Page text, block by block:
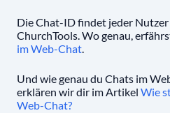
Die Chat-ID findet jeder
ChurchTools. Wo genau,
im Web-Chat.
Und wie genau du Chats im
erklären wir dir im Artikel Wie
Web-Chat?